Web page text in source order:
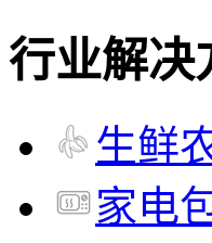
行业解决
生鲜
家电